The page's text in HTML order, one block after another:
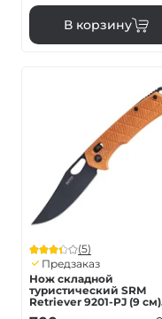
В корзину
(5)
Предзаказ
Нож складной
туристический SRM
Retriever 9201-PJ (9 см)
8Cr13MoV / FRN